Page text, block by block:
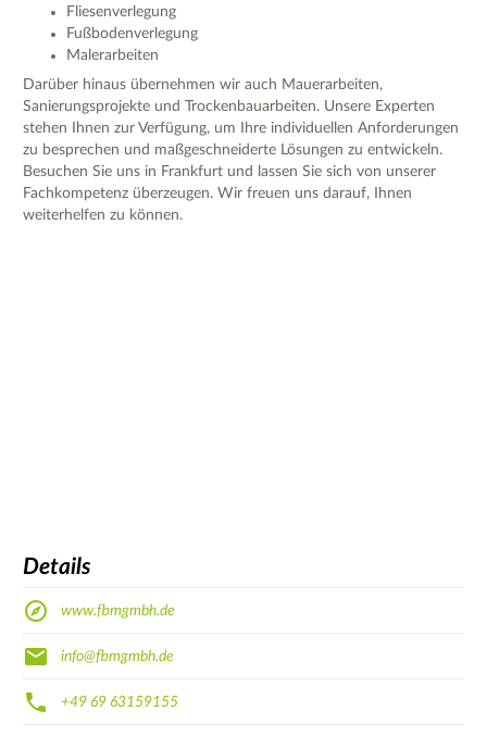
Fliesenverlegung
Fußbodenverlegung
Malerarbeiten
Darüber hinaus übernehmen wir auch Mauerarbeiten,
Sanierungsprojekte und Trockenbauarbeiten. Unsere Experten
stehen Ihnen zur Verfügung, um Ihre individuellen Anforderungen
zu besprechen und maßgeschneiderte Lösungen zu entwickeln.
Besuchen Sie uns in Frankfurt und lassen Sie sich von unserer
Fachkompetenz überzeugen. Wir freuen uns darauf, Ihnen
weiterhelfen zu können.
Details
www.fbmgmbh.de
info@fbmgmbh.de
+49 69 63159155